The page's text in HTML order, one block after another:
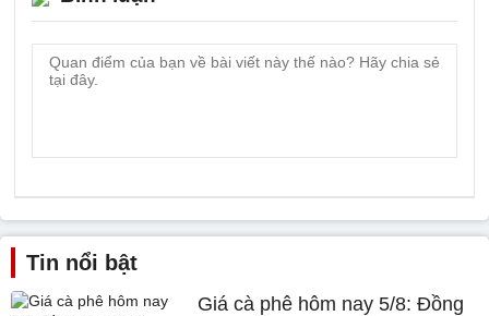
Tin nổi bật
Giá cà phê hôm nay 5/8: Đồng